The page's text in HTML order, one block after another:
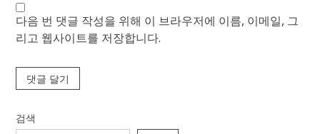
다음 번 댓글 작성을 위해 이 브라우저에 이름, 이메일, 그
리고 웹사이트를 저장합니다.
검색